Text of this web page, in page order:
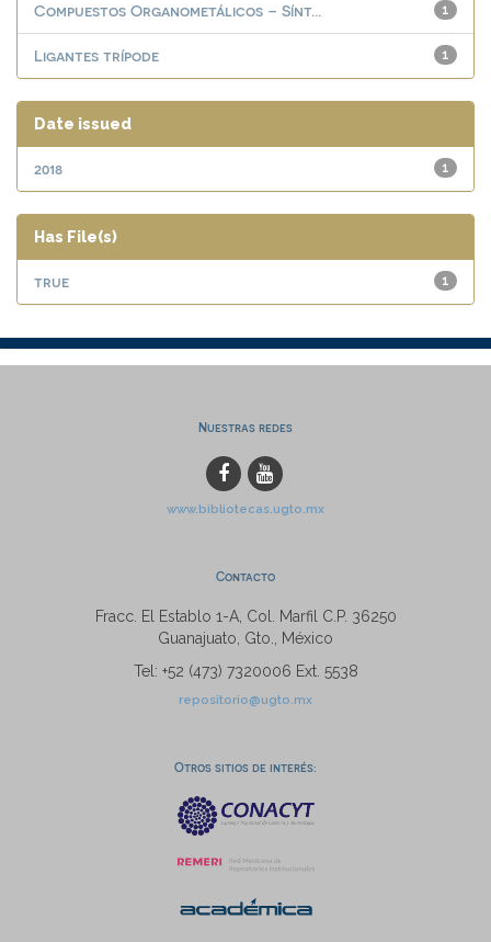
1
Compuestos Organometálicos – Sínt...
1
Ligantes trípode
Date issued
1
2018
Has File(s)
1
true
Nuestras redes
www.bibliotecas.ugto.mx
Contacto
Fracc. El Establo 1-A, Col. Marfil C.P. 36250
Guanajuato, Gto., México
Tel: +52 (473) 7320006 Ext. 5538
repositorio@ugto.mx
Otros sitios de interés: